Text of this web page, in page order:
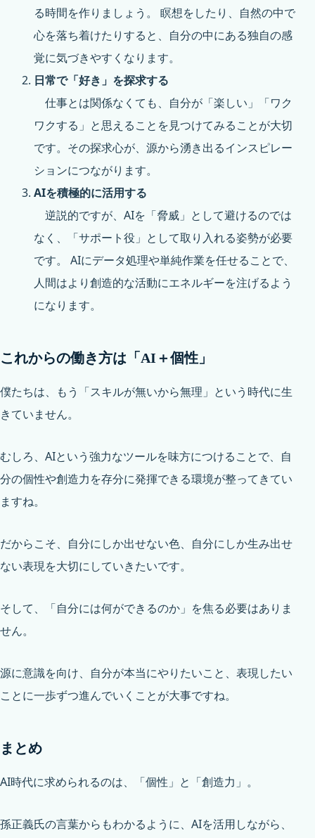
る時間を作りましょう。 瞑想をしたり、自然の中で
心を落ち着けたりすると、自分の中にある独自の感
覚に気づきやすくなります。
日常で「好き」を探求する
仕事とは関係なくても、自分が「楽しい」「ワク
ワクする」と思えることを見つけてみることが大切
です。その探求心が、源から湧き出るインスピレー
ションにつながります。
AIを積極的に活用する
逆説的ですが、AIを「脅威」として避けるのでは
なく、「サポート役」として取り入れる姿勢が必要
です。 AIにデータ処理や単純作業を任せることで、
人間はより創造的な活動にエネルギーを注げるよう
になります。
これからの働き方は「AI＋個性」
僕たちは、もう「スキルが無いから無理」という時代に生
きていません。
むしろ、AIという強力なツールを味方につけることで、自
分の個性や創造力を存分に発揮できる環境が整ってきてい
ますね。
だからこそ、自分にしか出せない色、自分にしか生み出せ
ない表現を大切にしていきたいです。
そして、「自分には何ができるのか」を焦る必要はありま
せん。
源に意識を向け、自分が本当にやりたいこと、表現したい
ことに一歩ずつ進んでいくことが大事ですね。
まとめ
AI時代に求められるのは、「個性」と「創造力」。
孫正義氏の言葉からもわかるように、AIを活用しながら、